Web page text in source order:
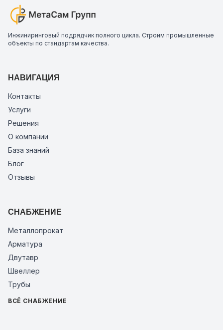
Инжиниринговый подрядчик полного цикла. Строим промышленные
объекты по стандартам качества.
НАВИГАЦИЯ
Контакты
Услуги
Решения
О компании
База знаний
Блог
Отзывы
СНАБЖЕНИЕ
Металлопрокат
Арматура
Двутавр
Швеллер
Трубы
ВСЁ СНАБЖЕНИЕ